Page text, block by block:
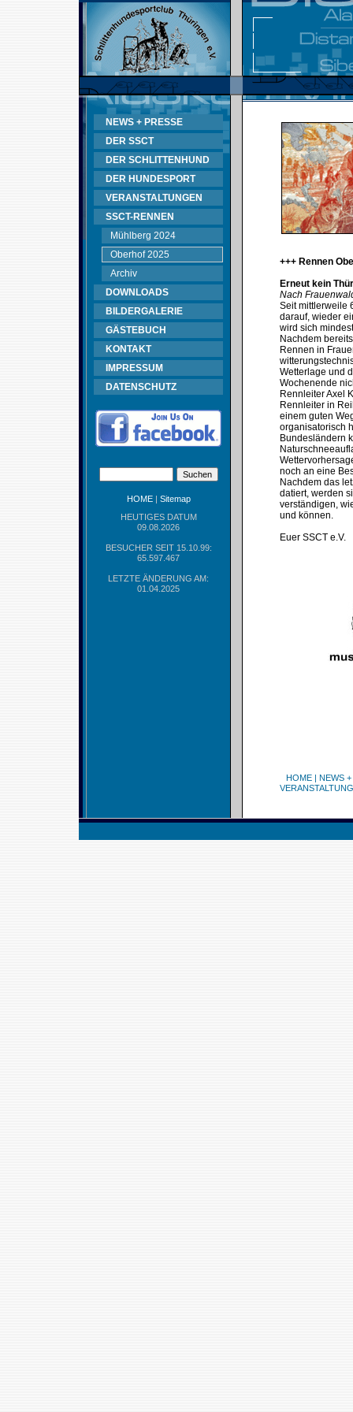
NEWS + PRESSE
DER SSCT
DER SCHLITTENHUND
DER HUNDESPORT
VERANSTALTUNGEN
SSCT-RENNEN
Mühlberg 2024
Oberhof 2025
Archiv
DOWNLOADS
BILDERGALERIE
GÄSTEBUCH
KONTAKT
IMPRESSUM
DATENSCHUTZ
HOME| Sitemap
HEUTIGES DATUM
09.08.2026
BESUCHER SEIT 15.10.99:
65.597.467
LETZTE ÄNDERUNG AM:
01.04.2025
+++ Rennen
Erneut kein
Nach
Seit mittlerweile
darauf, wieder
wird sich
Nachdem
Rennen in
Wetterlage und
Wochenende
Rennleiter Axel
Rennleiter in
einem guten
organisatorisch
Bundesländern
noch an eine
Nachdem das
datiert, werden
verständigen,
und können.
Euer SSCT e.V.
HOME| NEWS